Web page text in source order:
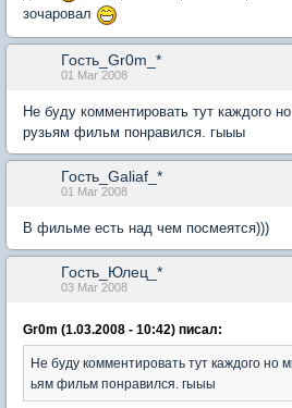
зочаровал
Гость_Gr0m_*
01 Mar 2008
Не буду комментировать тут каждого
рузьям фильм понравился. гыыы
Гость_Galiaf_*
01 Mar 2008
В фильме есть над чем посмеятся)))
Гость_Юлец_*
03 Mar 2008
Gr0m (1.03.2008 - 10:42) писал:
Не буду комментировать тут каждого но
ьям фильм понравился. гыыы